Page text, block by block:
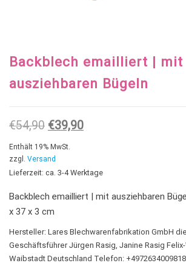
Backblech emailliert | mit
ausziehbaren Bügeln
€54,90 Ursprünglicher Preis war:
€39,90Aktueller Preis ist:
Enthält 19% MwSt.
zzgl. Versand
Lieferzeit: ca. 3-4 Werktage
Backblech emailliert | mit ausziehbaren
x 37 x 3 cm
Hersteller: Lares Blechwarenfabrikation GmbH
Geschäftsführer Jürgen Rasig, Janine Rasig
Waibstadt Deutschland Telefon: